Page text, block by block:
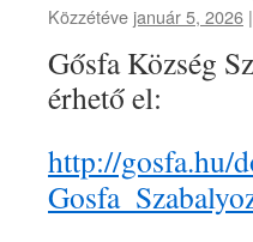
Közzétéve január 5, 2026 |
Gősfa Község
érhető el:
http://gosfa.hu/